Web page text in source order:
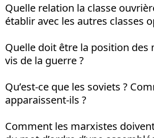
Quelle relation la classe
établir avec les autres classes
Quelle doit être la position des
vis de la guerre ?
Qu’est-ce que les soviets ?
apparaissent-ils ?
Comment les marxistes